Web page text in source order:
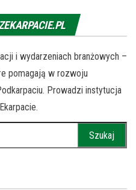
i wydarzeniach branżowych –
pomagają w rozwoju
Prowadzi instytucja